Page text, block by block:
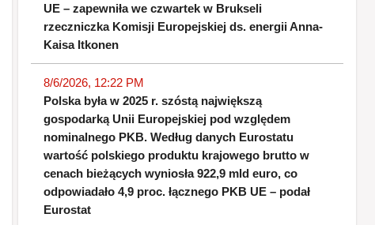
UE – zapewniła we czwartek w Brukseli
rzeczniczka Komisji Europejskiej ds. energii Anna-
Kaisa Itkonen
8/6/2026, 12:22 PM
Polska była w 2025 r. szóstą największą
gospodarką Unii Europejskiej pod względem
nominalnego PKB. Według danych Eurostatu
wartość polskiego produktu krajowego brutto w
cenach bieżących wyniosła 922,9 mld euro, co
odpowiadało 4,9 proc. łącznego PKB UE – podał
Eurostat